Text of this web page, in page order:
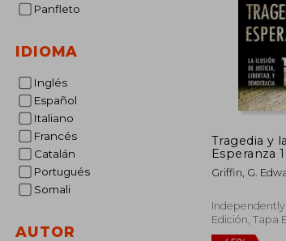
Panfleto
IDIOMA
Inglés
Español
Italiano
Francés
Catalán
Portugués
Somali
AUTOR
Tragedia y la
Esperanza
Ilusión de
Libertad, y
Griffin, G.
Independently
Edición, Tapa
Nuevo